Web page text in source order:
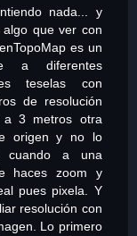
nada... y
que ver con
es un
a diferentes
teselas con
de resolución
a 3 metros otra
origen y no lo
cuando a una
haces zoom y
pues pixela. Y
resolución con
Lo primero